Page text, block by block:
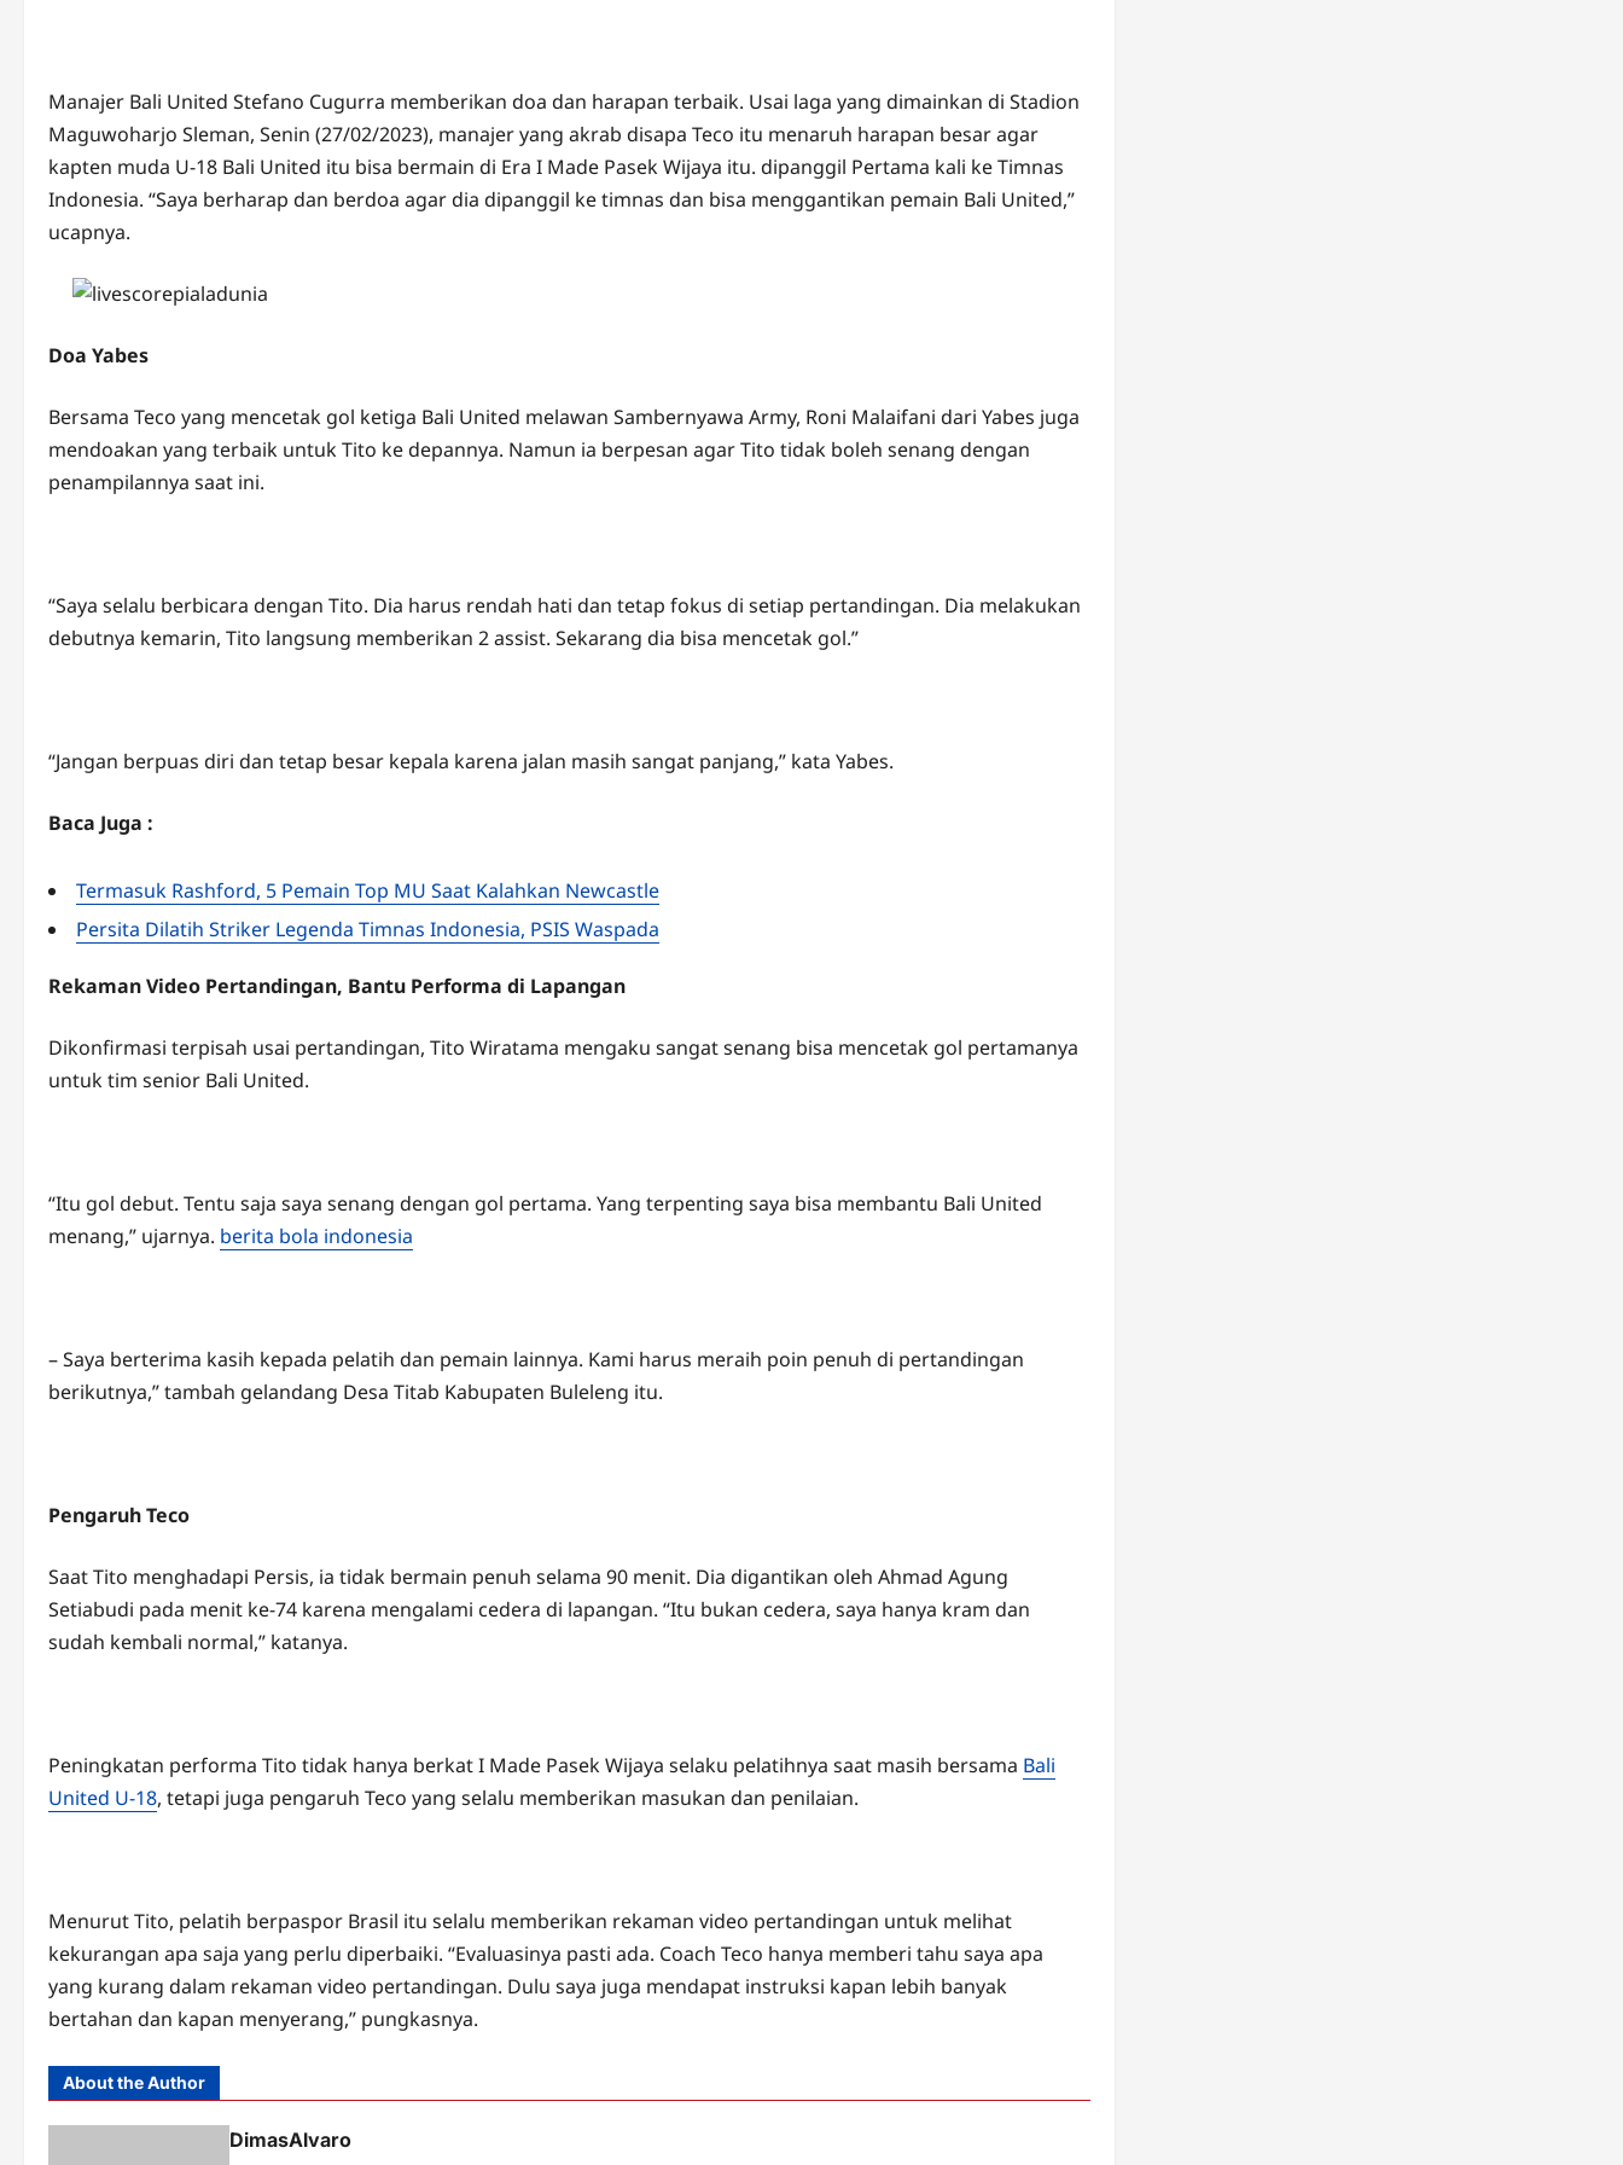
Manajer Bali United Stefano Cugurra memberikan doa dan harapan terbaik. Usai laga yang dimainkan di Stadion
Maguwoharjo Sleman, Senin (27/02/2023), manajer yang akrab disapa Teco itu menaruh harapan besar agar
kapten muda U-18 Bali United itu bisa bermain di Era I Made Pasek Wijaya itu. dipanggil Pertama kali ke Timnas
Indonesia. “Saya berharap dan berdoa agar dia dipanggil ke timnas dan bisa menggantikan pemain Bali United,”
ucapnya.
Doa Yabes
Bersama Teco yang mencetak gol ketiga Bali United melawan Sambernyawa Army, Roni Malaifani dari Yabes juga
mendoakan yang terbaik untuk Tito ke depannya. Namun ia berpesan agar Tito tidak boleh senang dengan
penampilannya saat ini.
“Saya selalu berbicara dengan Tito. Dia harus rendah hati dan tetap fokus di setiap pertandingan. Dia melakukan
debutnya kemarin, Tito langsung memberikan 2 assist. Sekarang dia bisa mencetak gol.”
“Jangan berpuas diri dan tetap besar kepala karena jalan masih sangat panjang,” kata Yabes.
Baca Juga :
Termasuk Rashford, 5 Pemain Top MU Saat Kalahkan Newcastle
Persita Dilatih Striker Legenda Timnas Indonesia, PSIS Waspada
Rekaman Video Pertandingan, Bantu Performa di Lapangan
Dikonfirmasi terpisah usai pertandingan, Tito Wiratama mengaku sangat senang bisa mencetak gol pertamanya
untuk tim senior Bali United.
“Itu gol debut. Tentu saja saya senang dengan gol pertama. Yang terpenting saya bisa membantu Bali United
menang,” ujarnya. berita bola indonesia
– Saya berterima kasih kepada pelatih dan pemain lainnya. Kami harus meraih poin penuh di pertandingan
berikutnya,” tambah gelandang Desa Titab Kabupaten Buleleng itu.
Pengaruh Teco
Saat Tito menghadapi Persis, ia tidak bermain penuh selama 90 menit. Dia digantikan oleh Ahmad Agung
Setiabudi pada menit ke-74 karena mengalami cedera di lapangan. “Itu bukan cedera, saya hanya kram dan
sudah kembali normal,” katanya.
Peningkatan performa Tito tidak hanya berkat I Made Pasek Wijaya selaku pelatihnya saat masih bersama Bali
United U-18, tetapi juga pengaruh Teco yang selalu memberikan masukan dan penilaian.
Menurut Tito, pelatih berpaspor Brasil itu selalu memberikan rekaman video pertandingan untuk melihat
kekurangan apa saja yang perlu diperbaiki. “Evaluasinya pasti ada. Coach Teco hanya memberi tahu saya apa
yang kurang dalam rekaman video pertandingan. Dulu saya juga mendapat instruksi kapan lebih banyak
bertahan dan kapan menyerang,” pungkasnya.
About the Author
DimasAlvaro